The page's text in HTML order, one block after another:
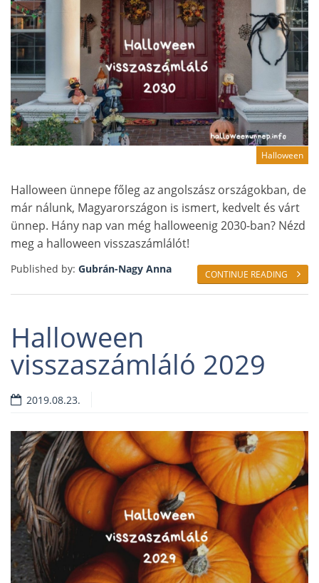
Halloween
Halloween ünnepe főleg az angolszász országokban, de
már nálunk, Magyarországon is ismert, kedvelt és várt
ünnep. Hány nap van még halloweenig 2030-ban? Nézd
meg a halloween visszaszámlálót!
CONTINUE READING
Published by: Gubrán-Nagy Anna
Halloween
visszaszámláló 2029
2019.08.23.